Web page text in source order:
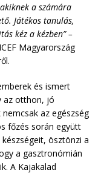
a számára
Játékos tanulás,
kéz a kézben” –
Magyarország
és ismert
az otthon, jó
az egészség
főzés során együtt
ösztönzi a
a gasztronómián
A Kajakalad